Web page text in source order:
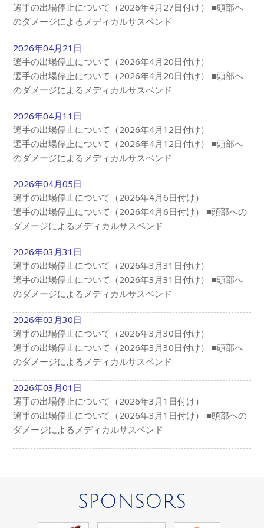
選手の出場停止について（2026年4月27日付け） ■頭部へ
のダメージによるメディカルサスペンド
2026年04月21日
選手の出場停止について（2026年4月20日付け）
選手の出場停止について（2026年4月20日付け） ■頭部へ
のダメージによるメディカルサスペンド
2026年04月11日
選手の出場停止について（2026年4月12日付け）
選手の出場停止について（2026年4月12日付け） ■頭部へ
のダメージによるメディカルサスペンド
2026年04月05日
選手の出場停止について（2026年4月6日付け）
選手の出場停止について（2026年4月6日付け） ■頭部への
ダメージによるメディカルサスペンド
2026年03月31日
選手の出場停止について（2026年3月31日付け）
選手の出場停止について（2026年3月31日付け） ■頭部へ
のダメージによるメディカルサスペンド
2026年03月30日
選手の出場停止について（2026年3月30日付け）
選手の出場停止について（2026年3月30日付け） ■頭部へ
のダメージによるメディカルサスペンド
2026年03月01日
選手の出場停止について（2026年3月1日付け）
選手の出場停止について（2026年3月1日付け） ■頭部への
ダメージによるメディカルサスペンド
SPONSORS